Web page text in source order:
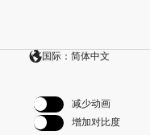
国际：简体中文
减少动画
增加对比度